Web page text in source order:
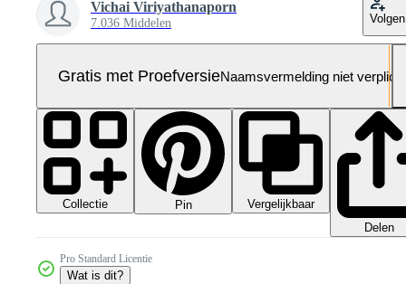
Vichai Viriyathanaporn
7.036 Middelen Volgen
Gratis met ProefversieNaamsvermelding niet verplicht
Collectie Pin
Vergelijkbaar
Delen
Pro Standard Licentie
Wat is dit?